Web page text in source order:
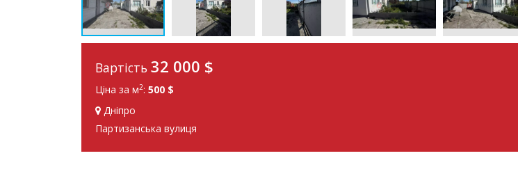
Вартість 32 000 $
Ціна за м2: 500 $
Дніпро
Партизанська вулиця